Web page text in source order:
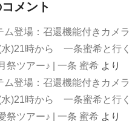
メント
ム登場：召還機能付きカメラ
水)21時から 一条蜜希と行く
祭ツアー♪ | 一条 蜜希 より
ム登場：召還機能付きカメラ
水)21時から 一条蜜希と行く
祭ツアー♪ | 一条 蜜希 より